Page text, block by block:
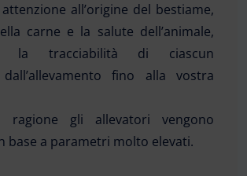
all’origine del bestiame,
carne e la salute dell’animale,
la tracciabilità di ciascun
dall’allevamento fino alla vostra
ragione gli allevatori vengono
base a parametri molto elevati.